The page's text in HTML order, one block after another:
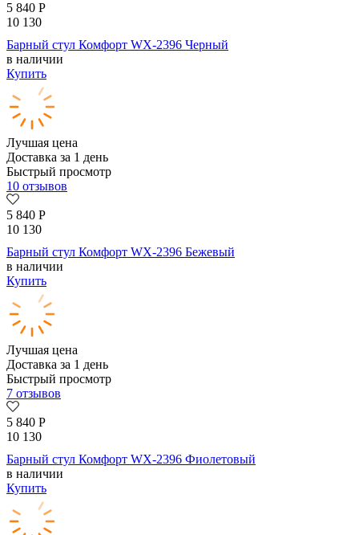
5 840 Р
10 130
Барный стул Комфорт WX-2396 Черный
в наличии
Купить
Лучшая цена
Доставка за 1 день
Быстрый просмотр
10 отзывов
5 840 Р
10 130
Барный стул Комфорт WX-2396 Бежевый
в наличии
Купить
Лучшая цена
Доставка за 1 день
Быстрый просмотр
7 отзывов
5 840 Р
10 130
Барный стул Комфорт WX-2396 Фиолетовый
в наличии
Купить